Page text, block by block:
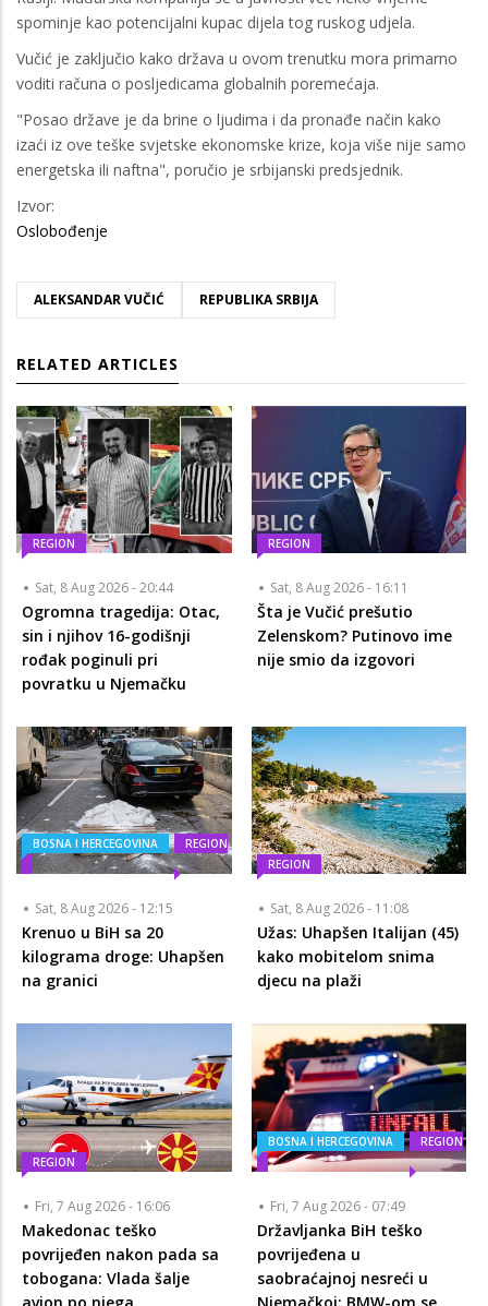
spominje kao potencijalni kupac dijela tog ruskog udjela.
Vučić je zaključio kako država u ovom trenutku mora primarno
voditi računa o posljedicama globalnih poremećaja.
"Posao države je da brine o ljudima i da pronađe način kako
izaći iz ove teške svjetske ekonomske krize, koja više nije samo
energetska ili naftna", poručio je srbijanski predsjednik.
Izvor:
Oslobođenje
ALEKSANDAR VUČIĆ REPUBLIKA SRBIJA
RELATED ARTICLES
REGION
Sat, 8 Aug 2026 - 20:44
Ogromna tragedija: Otac,
sin i njihov 16-godišnji
rođak poginuli pri
povratku u Njemačku
REGION
Sat, 8 Aug 2026 - 16:11
Šta je Vučić prešutio
Zelenskom? Putinovo ime
nije smio da izgovori
BOSNA I HERCEGOVINA REGION
Sat, 8 Aug 2026 - 12:15
Krenuo u BiH sa 20
kilograma droge: Uhapšen
na granici
REGION
Sat, 8 Aug 2026 - 11:08
Užas: Uhapšen Italijan (45)
kako mobitelom snima
djecu na plaži
REGION
Fri, 7 Aug 2026 - 16:06
Makedonac teško
povrijeđen nakon pada sa
tobogana: Vlada šalje
BOSNA I HERCEGOVINA REGION
Fri, 7 Aug 2026 - 07:49
Državljanka BiH teško
povrijeđena u
saobraćajnoj nesreći u